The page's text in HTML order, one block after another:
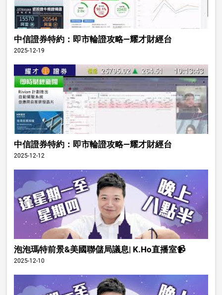
中信證券特約：即市輪證攻略—耀才財經台
2025-12-19
中信證券特約：即市輪證攻略—耀才財經台
2025-12-12
泡泡瑪特前景&美國聯儲局議息| K.Ho直播室📹
2025-12-10